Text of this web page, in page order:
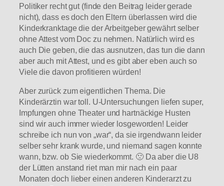
Politiker recht gut (finde den Beitrag leider gerade
nicht), dass es doch den Eltern überlassen wird die
Kinderkranktage die der Arbeitgeber gewährt selber
ohne Attest vom Doc zu nehmen. Natürlich wird es
auch Die geben, die das ausnutzen, das tun die dann
aber auch mit Attest, und es gibt aber eben auch so
Viele die davon profitieren würden!
Aber zurück zum eigentlichen Thema. Die
Kinderärztin war toll. U-Untersuchungen liefen super,
Impfungen ohne Theater und hartnäckige Husten
sind wir auch immer wieder losgeworden! Leider
schreibe ich nun von „war“, da sie irgendwann leider
selber sehr krank wurde, und niemand sagen konnte
wann, bzw. ob Sie wiederkommt. 🙁 Da aber die U8
der Lütten anstand riet man mir nach ein paar
Monaten doch lieber einen anderen Kinderarzt zu